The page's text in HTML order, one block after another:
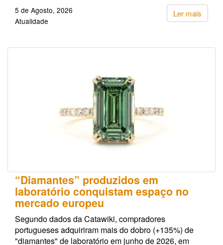
Ler mais
5 de Agosto, 2026
Atualidade
“Diamantes” produzidos em
laboratório conquistam espaço no
mercado europeu
Segundo dados da Catawiki, compradores
portugueses adquiriram mais do dobro (+135%) de
"diamantes" de laboratório em junho de 2026, em